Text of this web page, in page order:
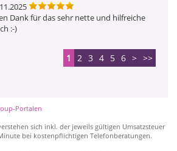
Dank für das sehr nette und hilfreiche
:-)
1 2 3 4 5 6 > >>
Portalen
sich inkl. der jeweils gültigen Umsatzsteuer
bei kostenpflichtigen Telefonberatungen.